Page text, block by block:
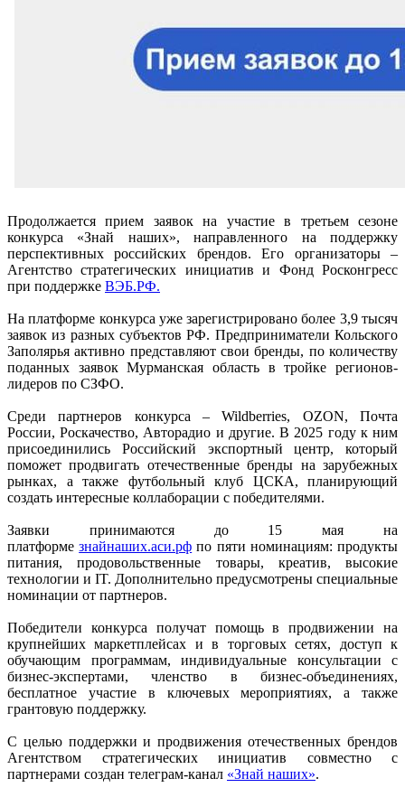
Продолжается прием заявок на участие в третьем сезоне
конкурса «Знай наших», направленного на поддержку
перспективных российских брендов. Его организаторы –
Агентство стратегических инициатив и Фонд Росконгресс
при поддержке ВЭБ.РФ.
На платформе конкурса уже зарегистрировано более 3,9 тысяч
заявок из разных субъектов РФ. Предприниматели Кольского
Заполярья активно представляют свои бренды, по количеству
поданных заявок Мурманская область в тройке регионов-
лидеров по СЗФО.
Среди партнеров конкурса – Wildberries, OZON, Почта
России, Роскачество, Авторадио и другие. В 2025 году к ним
присоединились Российский экспортный центр, который
поможет продвигать отечественные бренды на зарубежных
рынках, а также футбольный клуб ЦСКА, планирующий
создать интересные коллаборации с победителями.
Заявки принимаются до 15 мая на
платформезнайнаших.аси.рф по пяти номинациям: продукты
питания, продовольственные товары, креатив, высокие
технологии и IT. Дополнительно предусмотрены специальные
номинации от партнеров.
Победители конкурса получат помощь в продвижении на
крупнейших маркетплейсах и в торговых сетях, доступ к
обучающим программам, индивидуальные консультации с
бизнес-экспертами, членство в бизнес-объединениях,
бесплатное участие в ключевых мероприятиях, а также
грантовую поддержку.
С целью поддержки и продвижения отечественных брендов
Агентством стратегических инициатив совместно с
партнерами создан телеграм-канал «Знай наших».